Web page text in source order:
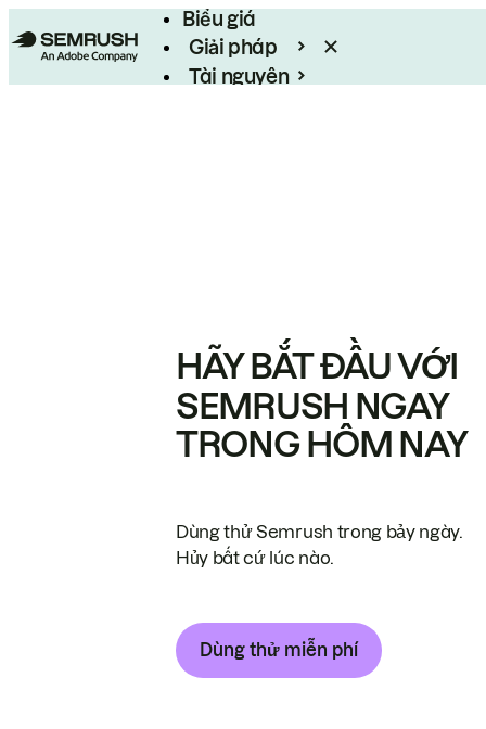
Biểu giá
Giải pháp
Tài nguyên
HÃY BẮT ĐẦU VỚI
SEMRUSH NGAY
TRONG HÔM NAY
Dùng thử Semrush trong bảy ngày.
Hủy bất cứ lúc nào.
Dùng thử miễn phí